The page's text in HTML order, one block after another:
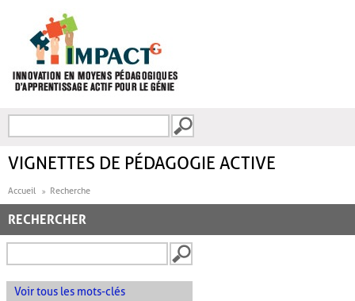
FORMULAIRE DE
VIGNETTES DE PÉDAGOGIE ACTIVE
Accueil Recherche
RECHERCHER
Voir tous les mots-clés